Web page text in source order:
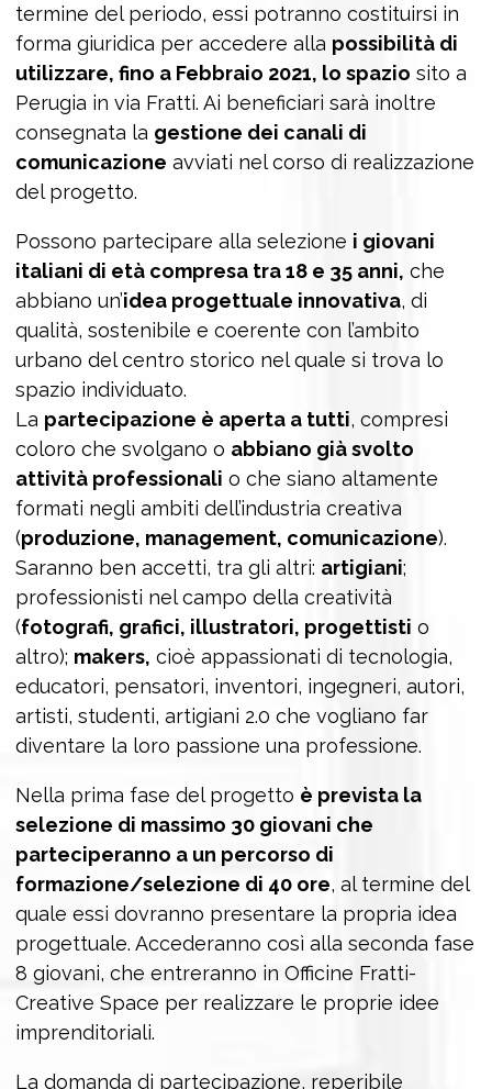
termine del periodo, essi potranno costituirsi in
forma giuridica per accedere alla possibilità di
utilizzare, fino a Febbraio 2021, lo spazio sito a
Perugia in via Fratti. Ai beneficiari sarà inoltre
consegnata la gestione dei canali di
comunicazione avviati nel corso di realizzazione
del progetto.
Possono partecipare alla selezione i giovani
italiani di età compresa tra 18 e 35 anni, che
abbiano un’idea progettuale innovativa, di
qualità, sostenibile e coerente con l’ambito
urbano del centro storico nel quale si trova lo
spazio individuato.
La partecipazione è aperta a tutti, compresi
coloro che svolgano o abbiano già svolto
attività professionali o che siano altamente
formati negli ambiti dell’industria creativa
(produzione, management, comunicazione).
Saranno ben accetti, tra gli altri: artigiani;
professionisti nel campo della creatività
(fotografi, grafici, illustratori, progettisti o
altro); makers, cioè appassionati di tecnologia,
educatori, pensatori, inventori, ingegneri, autori,
artisti, studenti, artigiani 2.0 che vogliano far
diventare la loro passione una professione.
Nella prima fase del progetto è prevista la
selezione di massimo 30 giovani che
parteciperanno a un percorso di
formazione/selezione di 40 ore, al termine del
quale essi dovranno presentare la propria idea
progettuale. Accederanno così alla seconda fase
8 giovani, che entreranno in Officine Fratti-
Creative Space per realizzare le proprie idee
imprenditoriali.
La domanda di partecipazione, reperibile